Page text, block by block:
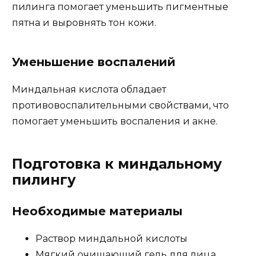
пилинга помогает уменьшить пигментные
пятна и выровнять тон кожи.
Уменьшение воспалений
Миндальная кислота обладает
противовоспалительными свойствами, что
помогает уменьшить воспаления и акне.
Подготовка к миндальному
пилингу
Необходимые материалы
Раствор миндальной кислоты